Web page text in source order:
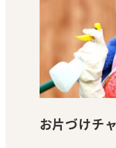
お片づけチ